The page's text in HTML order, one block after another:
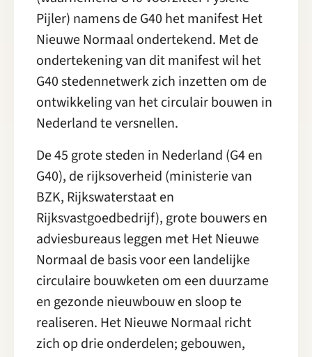
Pijler) namens de G40 het manifest Het
Nieuwe Normaal ondertekend. Met de
ondertekening van dit manifest wil het
G40 stedennetwerk zich inzetten om de
ontwikkeling van het circulair bouwen in
Nederland te versnellen.
De 45 grote steden in Nederland (G4 en
G40), de rijksoverheid (ministerie van
BZK, Rijkswaterstaat en
Rijksvastgoedbedrijf), grote bouwers en
adviesbureaus leggen met Het Nieuwe
Normaal de basis voor een landelijke
circulaire bouwketen om een duurzame
en gezonde nieuwbouw en sloop te
realiseren. Het Nieuwe Normaal richt
zich op drie onderdelen; gebouwen,